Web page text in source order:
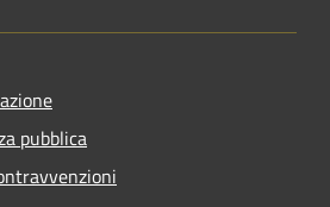
pubblica